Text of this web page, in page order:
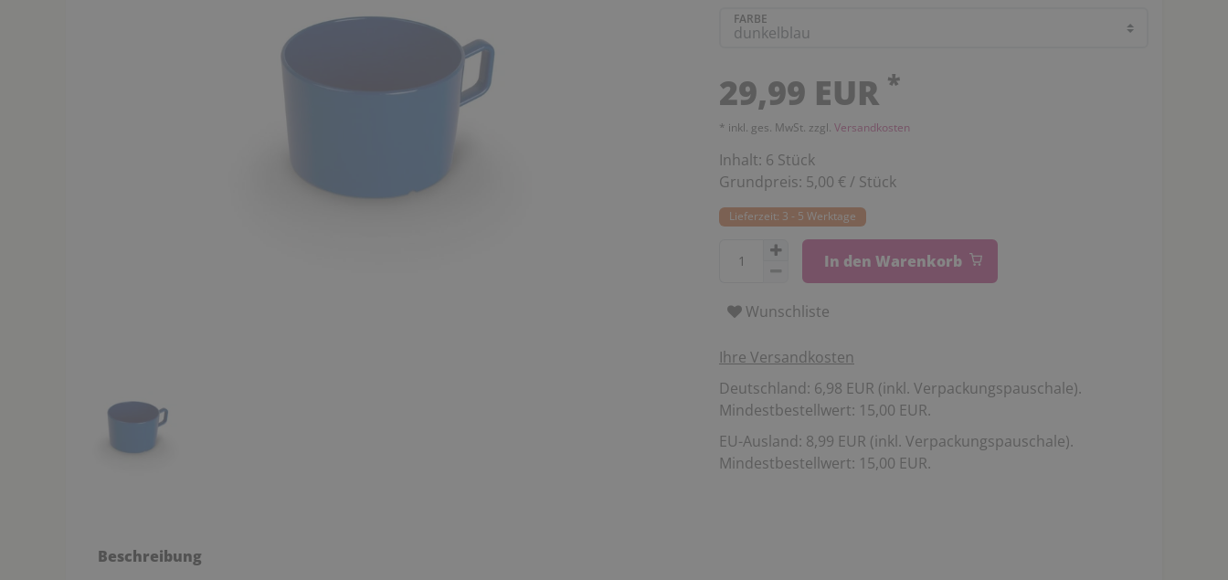
FARBE
29,99 EUR *
* inkl. ges. MwSt. zzgl. Versandkosten
Inhalt: 6 Stück
Grundpreis: 5,00 € / Stück
Lieferzeit: 3 - 5 Werktage
In den Warenkorb
Wunschliste
Ihre Versandkosten
Deutschland: 6,98 EUR (inkl. Verpackungspauschale).
Mindestbestellwert: 15,00 EUR.
EU-Ausland: 8,99 EUR (inkl. Verpackungspauschale).
Mindestbestellwert: 15,00 EUR.
Beschreibung